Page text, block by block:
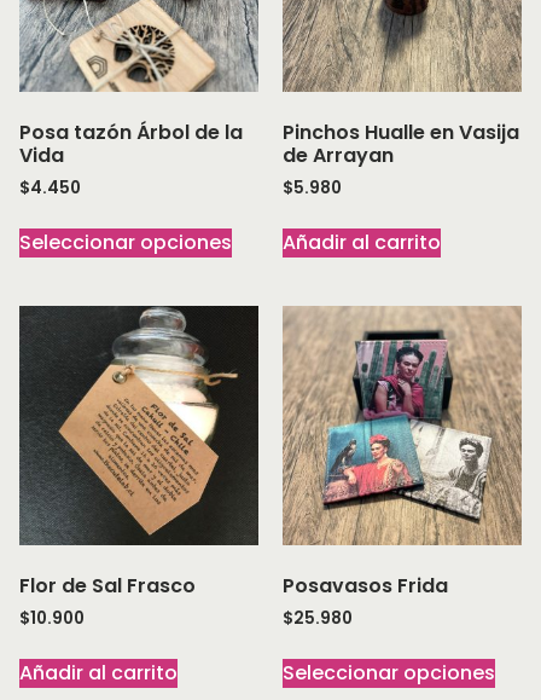
Posa tazón Árbol de la
Vida
$4.450
Seleccionar opciones
Pinchos Hualle en Vasija
de Arrayan
$5.980
Añadir al carrito
Flor de Sal Frasco
$10.900
Añadir al carrito
Posavasos Frida
$25.980
Seleccionar opciones